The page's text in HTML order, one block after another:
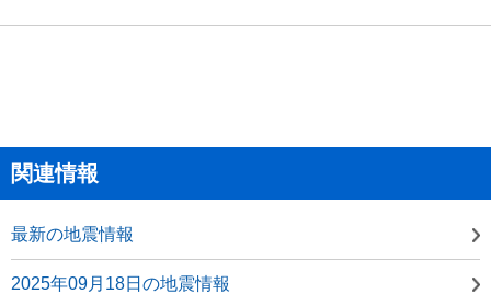
関連情報
最新の地震情報
2025年09月18日の地震情報